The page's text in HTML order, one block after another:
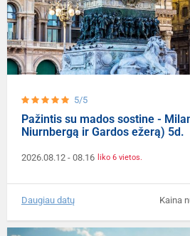
5/5
Pažintis su mados sostine -
Niurnbergą ir Gardos ežerą) 5d.
2026.08.12 - 08.16 liko 6 vietos.
Kaina
Daugiau datų